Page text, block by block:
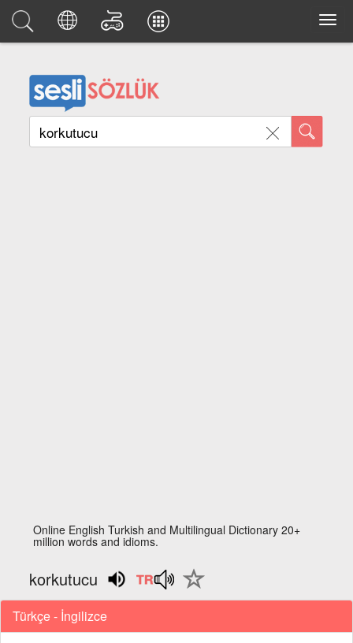
Online English Turkish and Multilingual Dictionary 20+
million words and idioms.
korkutucu
Türkçe - İngilizce